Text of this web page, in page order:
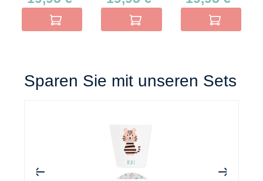
In den Warenkorb In den Warenkorb In den
Sparen Sie mit unseren Sets